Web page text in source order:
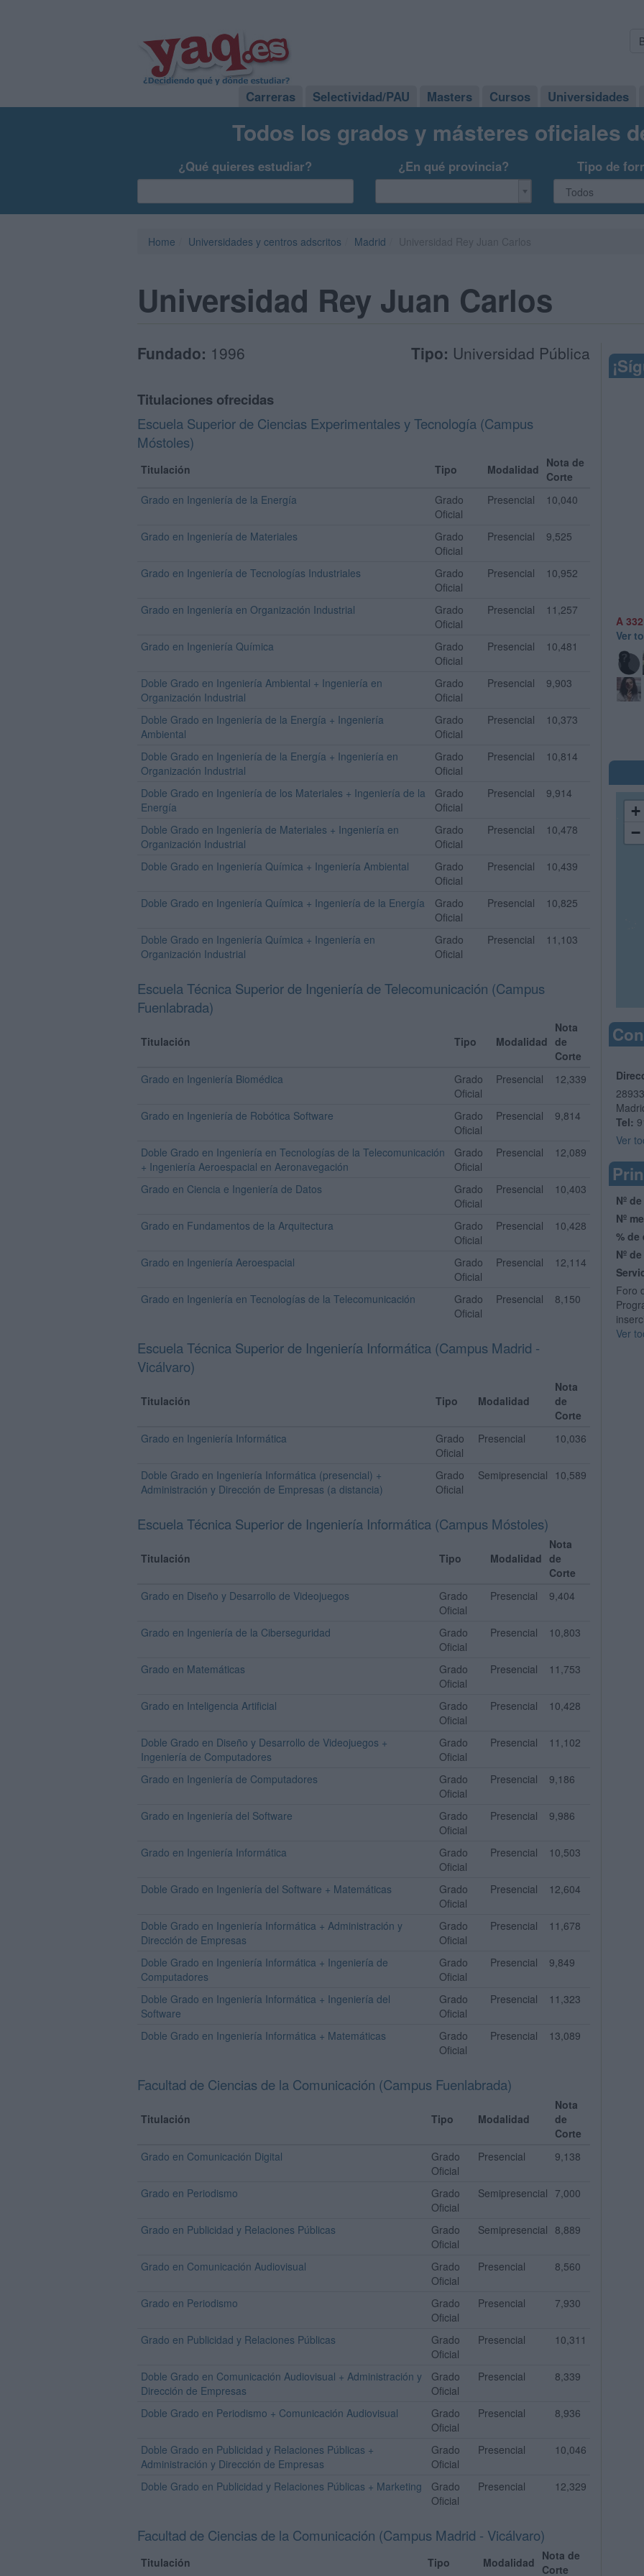
Carreras Selectividad/PAU Masters Cursos Universidades
Todos los grados y másteres oficiales
¿Qué quieres estudiar? ¿En qué provincia? Tipo de
Home Universidades y centros adscritos Madrid
Universidad Rey Juan Carlos
Fundado: 1996 Tipo: Universidad Pública
Titulaciones ofrecidas
Escuela Superior de Ciencias Experimentales y Tecnología (Campus
Móstoles)
Titulación Tipo Modalidad Nota de
Corte
Grado en Ingeniería de la Energía
Grado
Oficial
Presencial 10,040
Grado en Ingeniería de Materiales
Grado
Oficial
Presencial 9,525
Grado en Ingeniería de Tecnologías Industriales
Grado
Oficial
Presencial 10,952
Grado en Ingeniería en Organización Industrial
Grado
Oficial
Presencial 11,257
Grado en Ingeniería Química
Grado
Oficial
Presencial 10,481
Doble Grado en Ingeniería Ambiental + Ingeniería en
Organización Industrial
Grado
Oficial
Presencial 9,903
Doble Grado en Ingeniería de la Energía + Ingeniería
Ambiental
Grado
Oficial
Presencial 10,373
Doble Grado en Ingeniería de la Energía + Ingeniería en
Organización Industrial
Grado
Oficial
Presencial 10,814
Doble Grado en Ingeniería de los Materiales + Ingeniería de la
Energía
Grado
Oficial
Presencial 9,914
Doble Grado en Ingeniería de Materiales + Ingeniería en
Organización Industrial
Grado
Oficial
Presencial 10,478
Doble Grado en Ingeniería Química + Ingeniería Ambiental
Grado
Oficial
Presencial 10,439
Doble Grado en Ingeniería Química + Ingeniería de la Energía
Grado
Oficial
Presencial 10,825
Doble Grado en Ingeniería Química + Ingeniería en
Organización Industrial
Grado
Oficial
Presencial 11,103
Escuela Técnica Superior de Ingeniería de Telecomunicación (Campus
Fuenlabrada)
Titulación Tipo Modalidad
Nota
de
Corte
Grado en Ingeniería Biomédica
Grado
Oficial
Presencial 12,339
Grado en Ingeniería de Robótica Software
Grado
Oficial
Presencial 9,814
Doble Grado en Ingeniería en Tecnologías de la Telecomunicación
+ Ingeniería Aeroespacial en Aeronavegación
Grado
Oficial
Presencial 12,089
Grado en Ciencia e Ingeniería de Datos
Grado
Oficial
Presencial 10,403
Grado en Fundamentos de la Arquitectura
Grado
Oficial
Presencial 10,428
Grado en Ingeniería Aeroespacial
Grado
Oficial
Presencial 12,114
Grado en Ingeniería en Tecnologías de la Telecomunicación
Grado
Oficial
Presencial 8,150
Escuela Técnica Superior de Ingeniería Informática (Campus Madrid -
Vicálvaro)
Titulación Tipo Modalidad
Nota
de
Corte
Grado en Ingeniería Informática
Grado
Oficial
Presencial 10,036
Doble Grado en Ingeniería Informática (presencial) +
Administración y Dirección de Empresas (a distancia)
Grado
Oficial
Semipresencial 10,589
Escuela Técnica Superior de Ingeniería Informática (Campus Móstoles)
Titulación Tipo Modalidad
Nota
de
Corte
Grado en Diseño y Desarrollo de Videojuegos
Grado
Oficial
Presencial 9,404
Grado en Ingeniería de la Ciberseguridad
Grado
Oficial
Presencial 10,803
Grado en Matemáticas
Grado
Oficial
Presencial 11,753
Grado en Inteligencia Artificial
Grado
Oficial
Presencial 10,428
Doble Grado en Diseño y Desarrollo de Videojuegos +
Ingeniería de Computadores
Grado
Oficial
Presencial 11,102
Grado en Ingeniería de Computadores
Grado
Oficial
Presencial 9,186
Grado en Ingeniería del Software
Grado
Oficial
Presencial 9,986
Grado en Ingeniería Informática
Grado
Oficial
Presencial 10,503
Doble Grado en Ingeniería del Software + Matemáticas
Grado
Oficial
Presencial 12,604
Doble Grado en Ingeniería Informática + Administración y
Dirección de Empresas
Grado
Oficial
Presencial 11,678
Doble Grado en Ingeniería Informática + Ingeniería de
Computadores
Grado
Oficial
Presencial 9,849
Doble Grado en Ingeniería Informática + Ingeniería del
Software
Grado
Oficial
Presencial 11,323
Doble Grado en Ingeniería Informática + Matemáticas
Grado
Oficial
Presencial 13,089
Facultad de Ciencias de la Comunicación (Campus Fuenlabrada)
Titulación Tipo Modalidad
Nota
de
Corte
Grado en Comunicación Digital
Grado
Oficial
Presencial 9,138
Grado en Periodismo
Grado
Oficial
Semipresencial 7,000
Grado en Publicidad y Relaciones Públicas
Grado
Oficial
Semipresencial 8,889
Grado en Comunicación Audiovisual
Grado
Oficial
Presencial 8,560
Grado en Periodismo
Grado
Oficial
Presencial 7,930
Grado en Publicidad y Relaciones Públicas
Grado
Oficial
Presencial 10,311
Doble Grado en Comunicación Audiovisual + Administración y
Dirección de Empresas
Grado
Oficial
Presencial 8,339
Doble Grado en Periodismo + Comunicación Audiovisual
Grado
Oficial
Presencial 8,936
Doble Grado en Publicidad y Relaciones Públicas +
Administración y Dirección de Empresas
Grado
Oficial
Presencial 10,046
Doble Grado en Publicidad y Relaciones Públicas + Marketing
Grado
Oficial
Presencial 12,329
Facultad de Ciencias de la Comunicación (Campus Madrid - Vicálvaro)
Titulación Tipo Modalidad Nota de
Corte
A
Ver
+
−
Tel:
Ver
Nº
Nº
%
Nº
Foro
Ver